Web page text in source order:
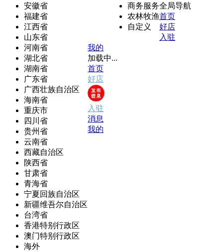
安徽省
福建省
江西省
山东省
河南省
湖北省
湖南省
广东省
广西壮族自治区
海南省
重庆市
四川省
贵州省
云南省
西藏自治区
陕西省
甘肃省
青海省
宁夏回族自治区
新疆维吾尔自治区
台湾省
香港特别行政区
澳门特别行政区
海外
商务服务
农林牧渔
自定义
全局导航
首页
好店
入驻
我的
加载中...
首页
好店
入驻
消息
我的